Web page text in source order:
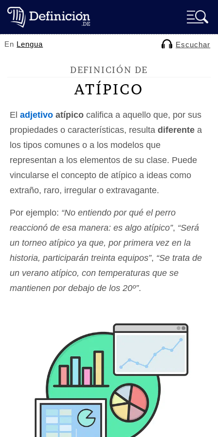
En Lengua Escuchar
DEFINICIÓN DE
ATÍPICO
El adjetivo atípico califica a aquello que, por sus
propiedades o características, resulta diferente a
los tipos comunes o a los modelos que
representan a los elementos de su clase. Puede
vincularse el concepto de atípico a ideas como
extraño, raro, irregular o extravagante.
Por ejemplo: “No entiendo por qué el perro
reaccionó de esa manera: es algo atípico”, “Será
un torneo atípico ya que, por primera vez en la
historia, participarán treinta equipos”, “Se trata de
un verano atípico, con temperaturas que se
mantienen por debajo de los 20º”.